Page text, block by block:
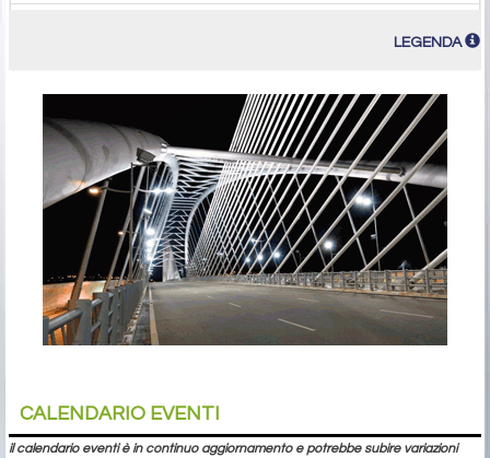
LEGENDA
CALENDARIO EVENTI
il calendario eventi è in continuo aggiornamento e potrebbe subire variazioni